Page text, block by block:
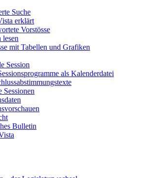
Suche
erklärt
Vorstösse
lesen
mit Tabellen und Grafiken
Session
als Kalenderdatei
Sessionen
Bulletin